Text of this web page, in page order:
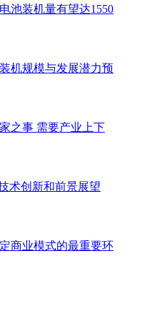
池装机量有望达1550
机规模与发展潜力预
之事 需要产业上下
术创新和前景展望
商业模式的最重要环